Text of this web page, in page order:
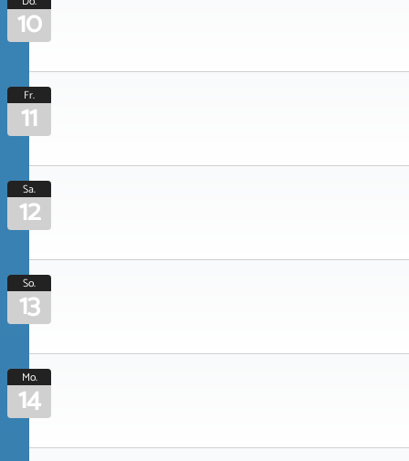
10
Fr.
11
Sa.
12
So.
13
Mo.
14